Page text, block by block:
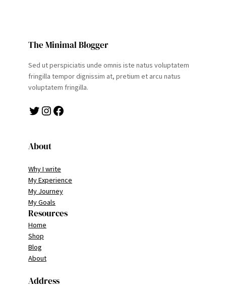
The Minimal Blogger
Sed ut perspiciatis unde omnis iste natus voluptatem
fringilla tempor dignissim at, pretium et arcu natus
voluptatem fringilla.
Twitter Instagram Facebook
About
Why I write
My Experience
My Journey
My Goals
Resources
Home
Shop
Blog
About
Address